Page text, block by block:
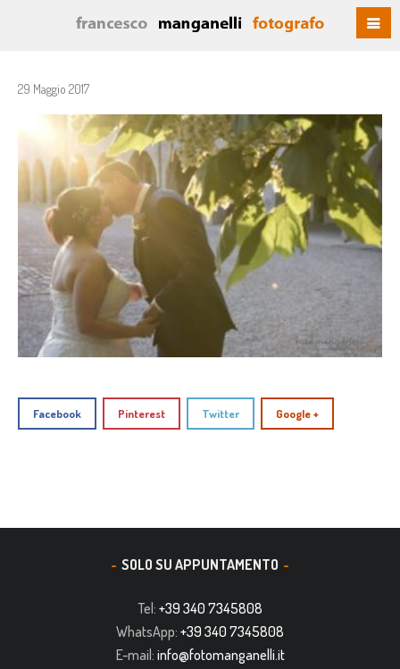
29 Maggio 2017
Facebook Pinterest Twitter Google +
SOLO SU APPUNTAMENTO
Tel: +39 340 7345808
WhatsApp: +39 340 7345808
E-mail: info@fotomanganelli.it